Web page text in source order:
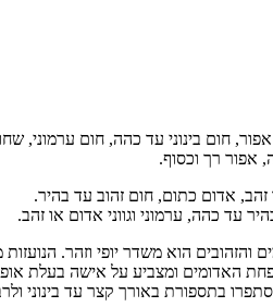
אפור, חום בינוני עד כהה, חום ערמוני,
אפור רך וכסוף.
אדום כתום, חום זהוב עד בהיר.
עד כהה, ערמוני וגווני אדום או זהב.
הוא משדר יופי וזהר. הנועזות
האדומים ומצביע על אישה בעלת אופי
בתספורת באורך קצר עד בינוני